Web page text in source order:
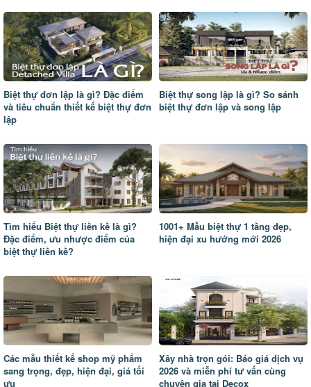
Biệt thự đơn lập là gì? Đặc điểm
và tiêu chuẩn thiết kế biệt thự đơn
lập
Biệt thự song lập là gì? So sánh
biệt thự đơn lập và song lập
Tìm hiểu Biệt thự liền kề là gì?
Đặc điểm, ưu nhược điểm của
biệt thự liền kề?
1001+ Mẫu biệt thự 1 tầng đẹp,
hiện đại xu hướng mới 2026
Các mẫu thiết kế shop mỹ phẩm
sang trọng, đẹp, hiện đại, giá tối
ưu
Xây nhà trọn gói: Báo giá dịch vụ
2026 và miễn phí tư vấn cùng
chuyên gia tại Decox